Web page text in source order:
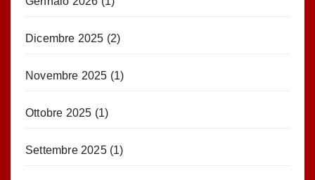
Dicembre 2025 (2)
Novembre 2025 (1)
Ottobre 2025 (1)
Settembre 2025(1)